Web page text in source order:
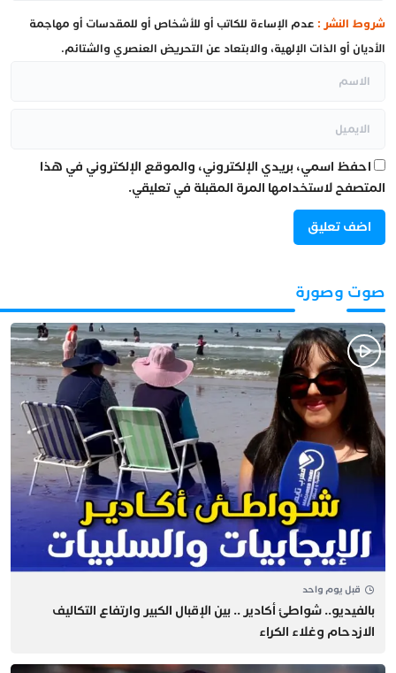
شروط النشر : عدم الإساءة للكاتب أو للأشخاص أو للمقدسات أو مهاجمة
الأديان أو الذات الإلهية، والابتعاد عن التحريض العنصري والشتائم.
احفظ اسمي، بريدي الإلكتروني، والموقع الإلكتروني في هذا
المتصفح لاستخدامها المرة المقبلة في تعليقي.
صوت وصورة
قبل يوم واحد
بالفيديو.. شواطئ أكادير .. بين الإقبال الكبير وارتفاع التكاليف
الازدحام وغلاء الكراء